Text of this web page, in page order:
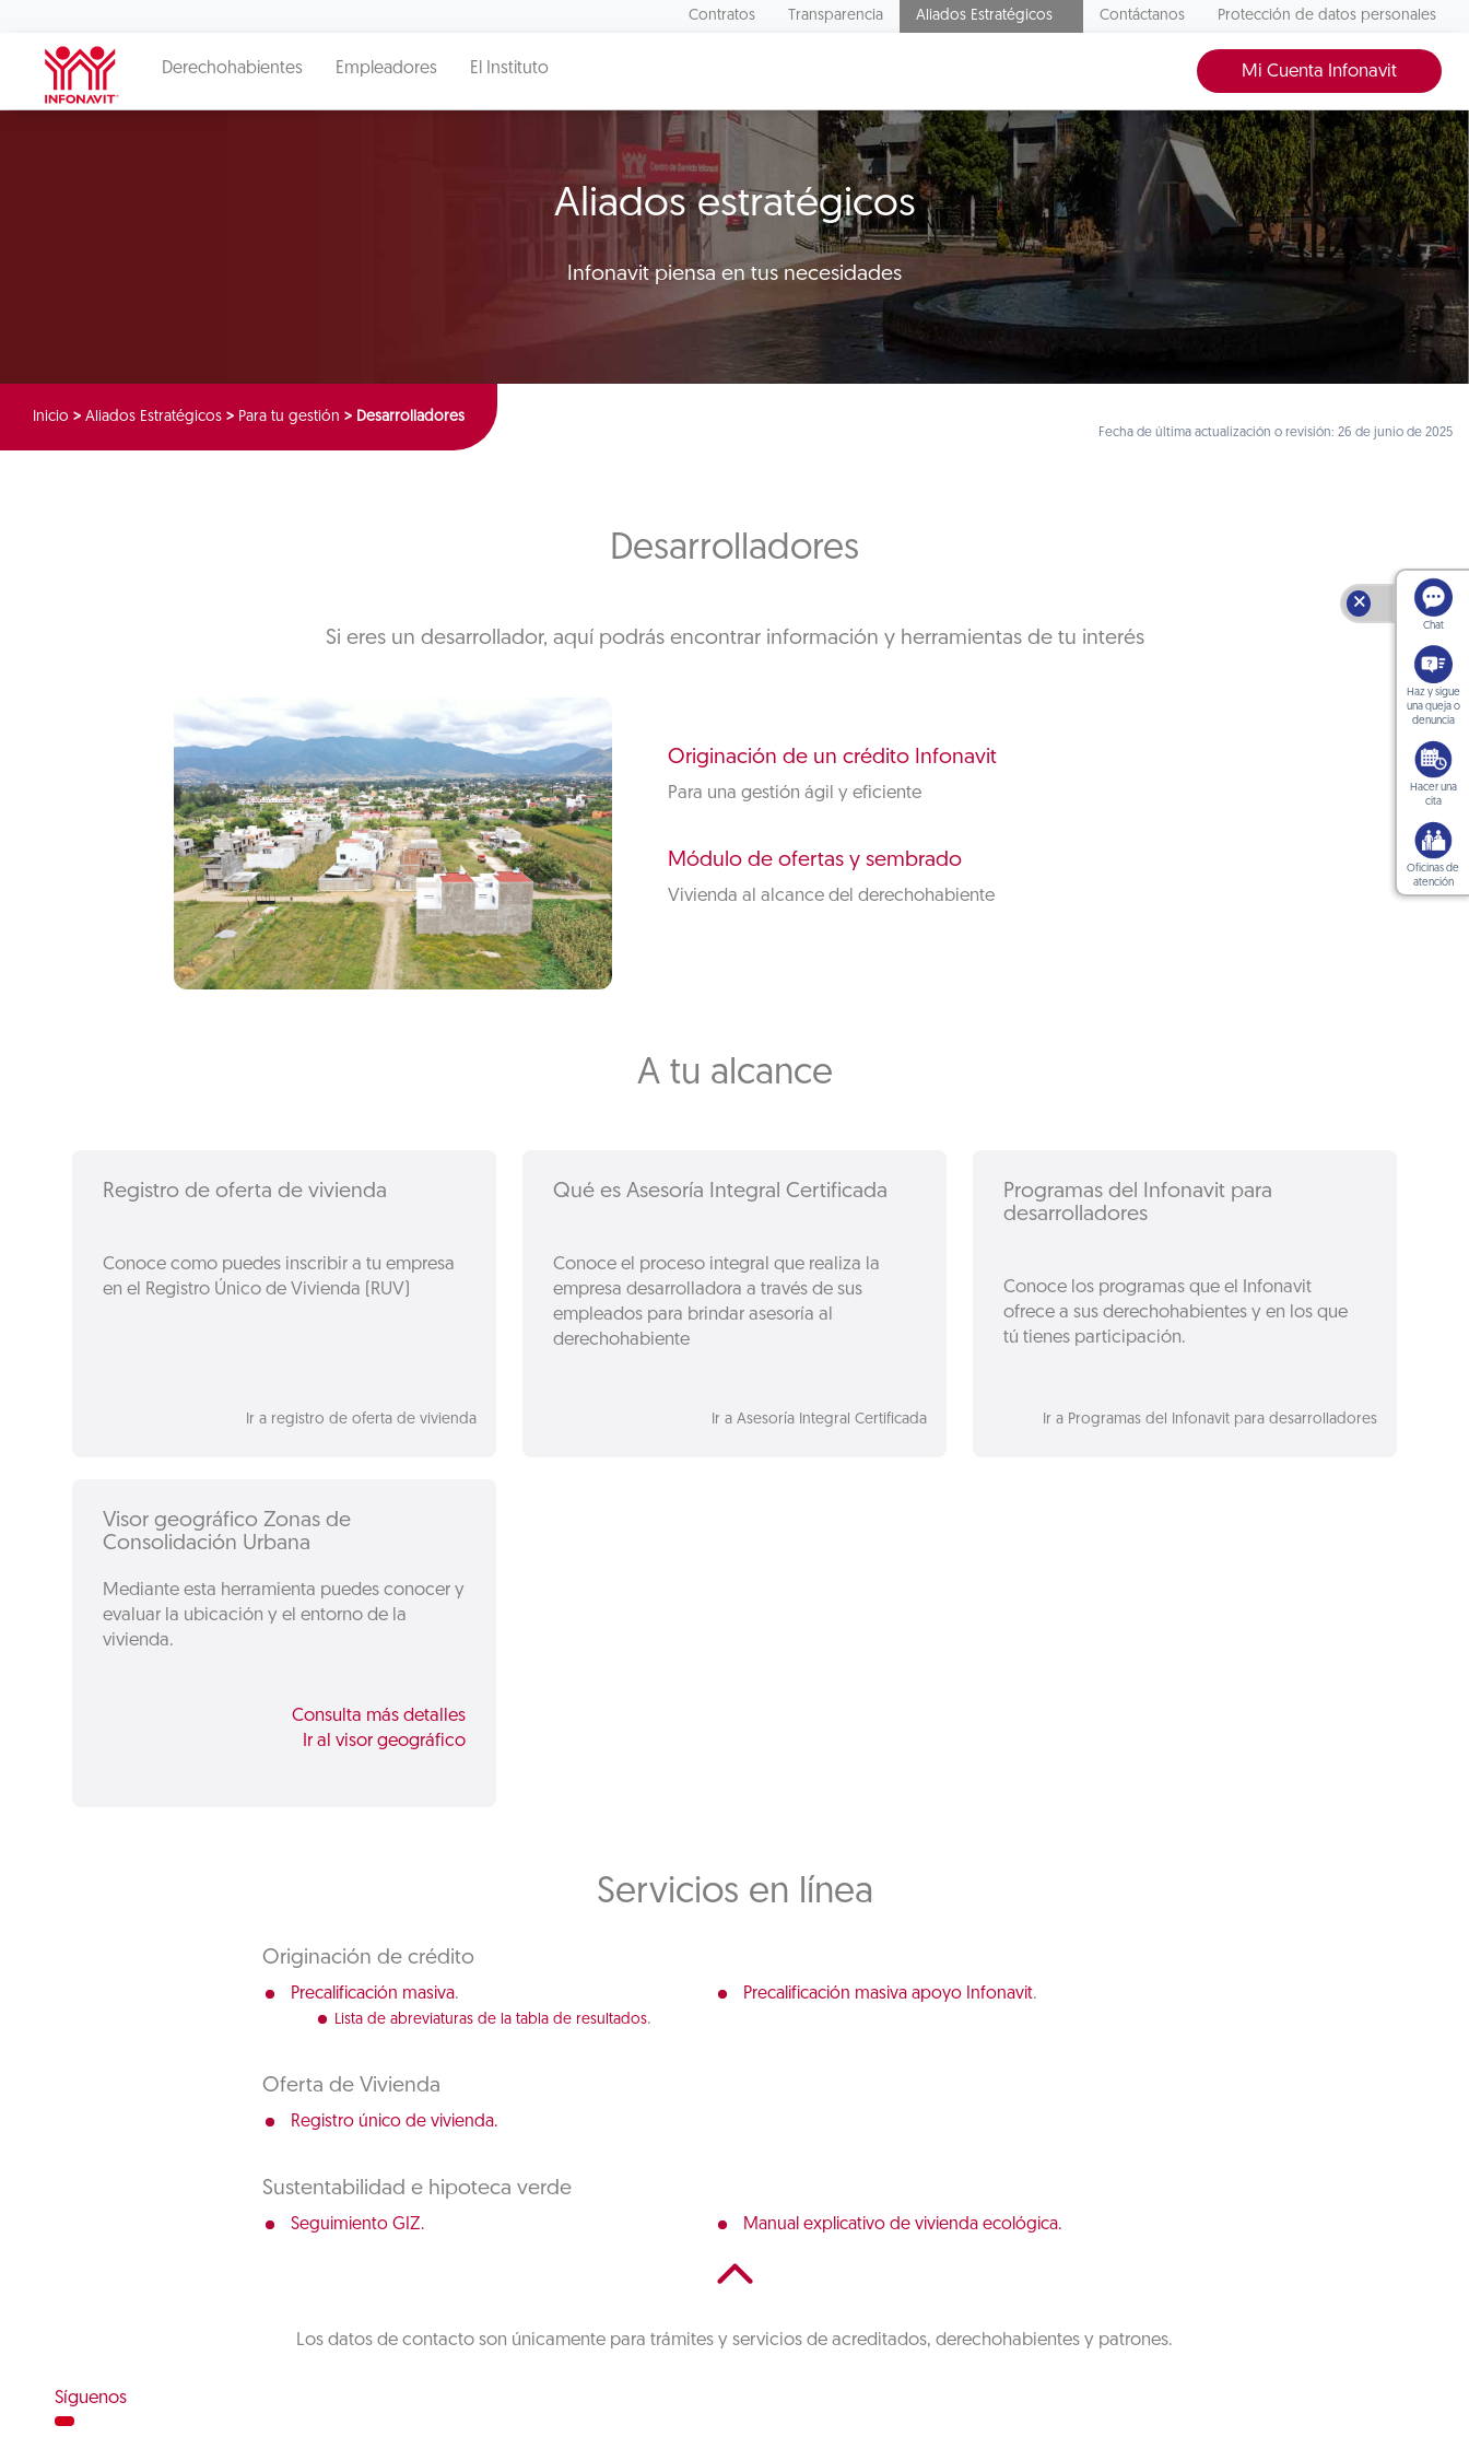
Contratos Transparencia Aliados Estratégicos Contáctanos Protección de datos personales
Derechohabientes Empleadores El Instituto Mi Cuenta Infonavit
Aliados estratégicos
Infonavit piensa en tus necesidades
Inicio > Aliados Estratégicos > Para tu gestión > Desarrolladores
Fecha de última actualización o revisión: 26 de junio de 2025
Desarrolladores
Si eres un desarrollador, aquí podrás encontrar información y herramientas de tu interés
Originación de un crédito Infonavit
Para una gestión ágil y eficiente
Módulo de ofertas y sembrado
Vivienda al alcance del derechohabiente
A tu alcance
Registro de oferta de vivienda
Conoce como puedes inscribir a tu empresa
en el Registro Único de Vivienda (RUV)
Ir a registro de oferta de vivienda
Qué es Asesoría Integral Certificada
Conoce el proceso integral que realiza la
empresa desarrolladora a través de sus
empleados para brindar asesoría al
derechohabiente
Ir a Asesoría Integral Certificada
Programas del Infonavit para
desarrolladores
Conoce los programas que el Infonavit
ofrece a sus derechohabientes y en los que
tú tienes participación.
Ir a Programas del Infonavit para desarrolladores
Visor geográfico Zonas de
Consolidación Urbana
Mediante esta herramienta puedes conocer y
evaluar la ubicación y el entorno de la
vivienda.
Consulta más detalles
Ir al visor geográfico
Servicios en línea
Originación de crédito
Precalificación masiva.
Lista de abreviaturas de la tabla de resultados.
Precalificación masiva apoyo Infonavit.
Oferta de Vivienda
Registro único de vivienda.
Sustentabilidad e hipoteca verde
Seguimiento GIZ. Manual explicativo de vivienda ecológica.
Los datos de contacto son únicamente para trámites y servicios de acreditados, derechohabientes y patrones.
Síguenos
🗙
Chat
Haz y sigue
una queja o
denuncia
Hacer una
cita
Oficinas de
atención